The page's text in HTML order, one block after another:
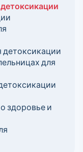
детоксикации
для
здоровье и